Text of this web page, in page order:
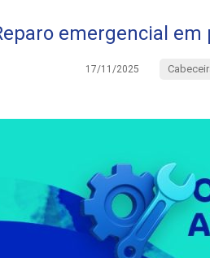
emergencial em
17/11/2025